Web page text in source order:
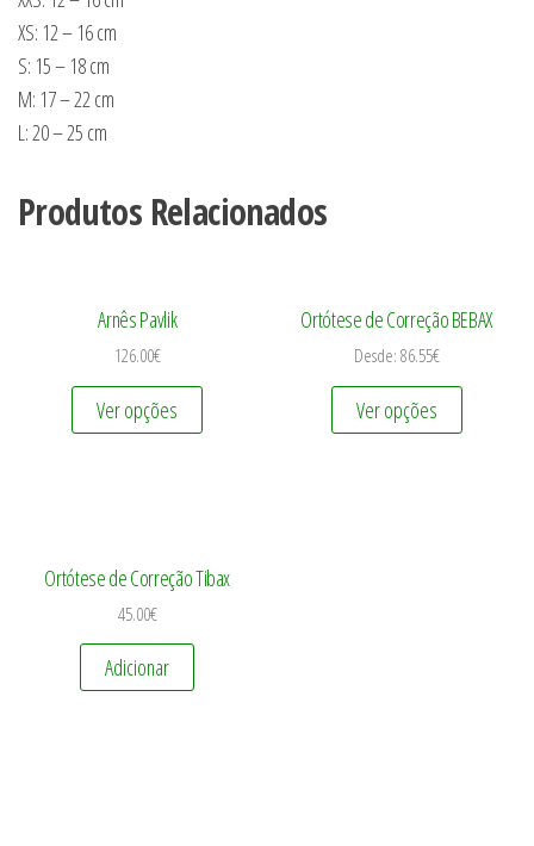
XS: 12 – 16 cm
S: 15 – 18 cm
M: 17 – 22 cm
L: 20 – 25 cm
Produtos Relacionados
Arnês Pavlik
126.00€
Ver opções
Ortótese de Correção BEBAX
Desde:86.55€
Ver opções
Ortótese de Correção Tibax
45.00€
Adicionar